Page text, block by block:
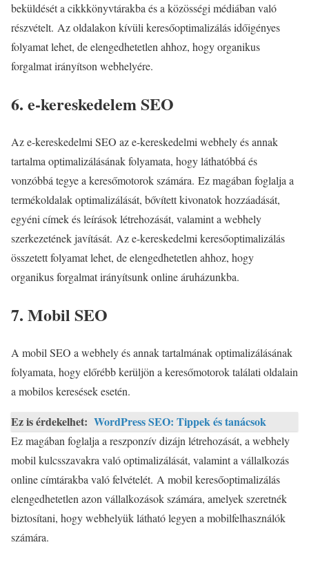
beküldését a cikkkönyvtárakba és a közösségi médiában való
részvételt. Az oldalakon kívüli keresőoptimalizálás időigényes
folyamat lehet, de elengedhetetlen ahhoz, hogy organikus
forgalmat irányítson webhelyére.
6. e-kereskedelem SEO
Az e-kereskedelmi SEO az e-kereskedelmi webhely és annak
tartalma optimalizálásának folyamata, hogy láthatóbbá és
vonzóbbá tegye a keresőmotorok számára. Ez magában foglalja a
termékoldalak optimalizálását, bővített kivonatok hozzáadását,
egyéni címek és leírások létrehozását, valamint a webhely
szerkezetének javítását. Az e-kereskedelmi keresőoptimalizálás
összetett folyamat lehet, de elengedhetetlen ahhoz, hogy
organikus forgalmat irányítsunk online áruházunkba.
7. Mobil SEO
A mobil SEO a webhely és annak tartalmának optimalizálásának
folyamata, hogy előrébb kerüljön a keresőmotorok találati oldalain
a mobilos keresések esetén.
Ez is érdekelhet: WordPress SEO: Tippek és tanácsok
Ez magában foglalja a reszponzív dizájn létrehozását, a webhely
mobil kulcsszavakra való optimalizálását, valamint a vállalkozás
online címtárakba való felvételét. A mobil keresőoptimalizálás
elengedhetetlen azon vállalkozások számára, amelyek szeretnék
biztosítani, hogy webhelyük látható legyen a mobilfelhasználók
számára.